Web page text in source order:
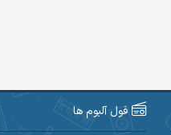
فول آلبوم ها